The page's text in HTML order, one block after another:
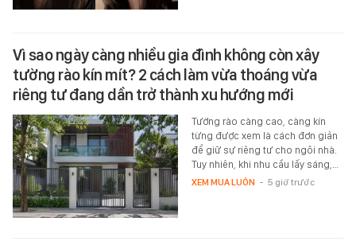
Vì sao ngày càng nhiều gia đình không còn xây
tường rào kín mít? 2 cách làm vừa thoáng vừa
riêng tư đang dần trở thành xu hướng mới
Tường rào càng cao, càng kín
từng được xem là cách đơn giản
để giữ sự riêng tư cho ngôi nhà.
Tuy nhiên, khi nhu cầu lấy sáng,…
XEM MUA LUÔN - 5 giờ trước